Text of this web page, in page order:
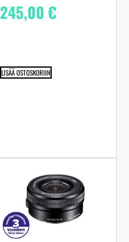
245,00€
LISÄÄ OSTOSKORIIN